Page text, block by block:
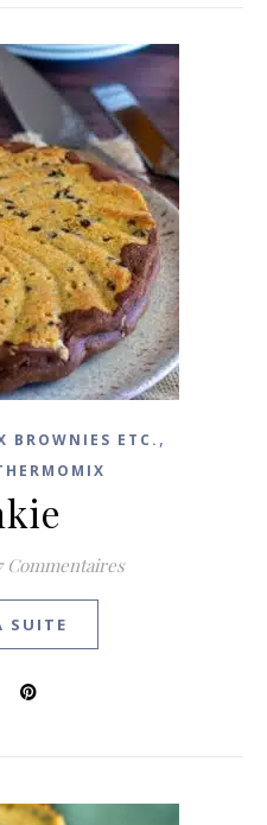
BROWNIES ETC. ,
Commentaires
SUITE